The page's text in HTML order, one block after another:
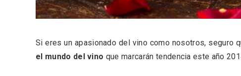
Si eres un apasionado del vino como nosotros, seguro
el mundo del vino que marcarán tendencia este año
Artesanía
Valladolid